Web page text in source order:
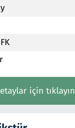
için tıklayın